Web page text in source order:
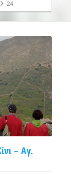
24
– Αγ.